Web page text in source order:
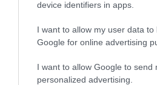
device identifiers in apps.
I want to allow my user data to
Google for online advertising
I want to allow Google to send
personalized advertising.